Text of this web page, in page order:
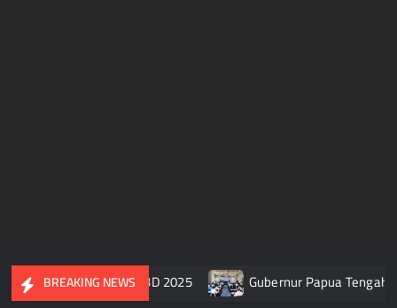
BREAKING NEWS
Setujui Raperda APBD 2025 Gubernur Papua Tengah